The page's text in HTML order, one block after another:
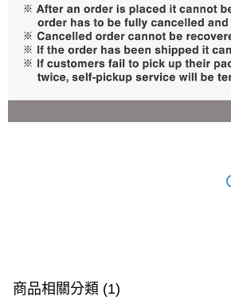
商品相關分類 (1)